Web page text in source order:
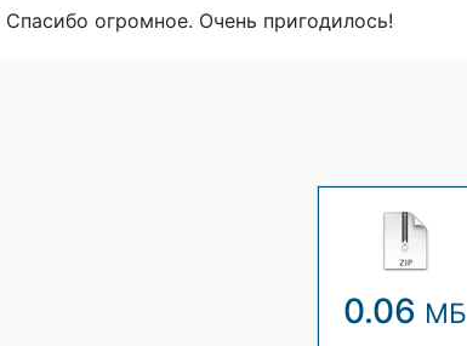
Спасибо огромное. Очень пригодилось!
0.06 МБ